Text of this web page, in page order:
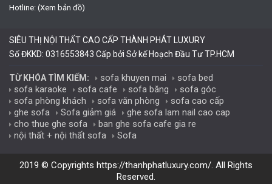
Hotline: (Xem bản đồ)
SIÊU THỊ NỘI THẤT CAO CẤP THÀNH PHÁT LUXURY
Số ĐKKD: 0316553843 Cấp bởi Sở kế Hoạch Đầu Tư TP.HCM
TỪ KHÓA TÌM KIẾM: sofa khuyen mai
sofa bed
sofa karaoke
sofa cafe sofa băng
sofa góc
sofa phòng khách
sofa văn phòng
sofa cao cấp
ghe sofa
Sofa giảm giá
ghe sofa lam nail cao cap
cho thue ghe sofa
ban ghe sofa cafe gia re
nội thất + nội thất sofa
Sofa
2019 © Copyrights https://thanhphatluxury.com/. All Rights
Reserved.